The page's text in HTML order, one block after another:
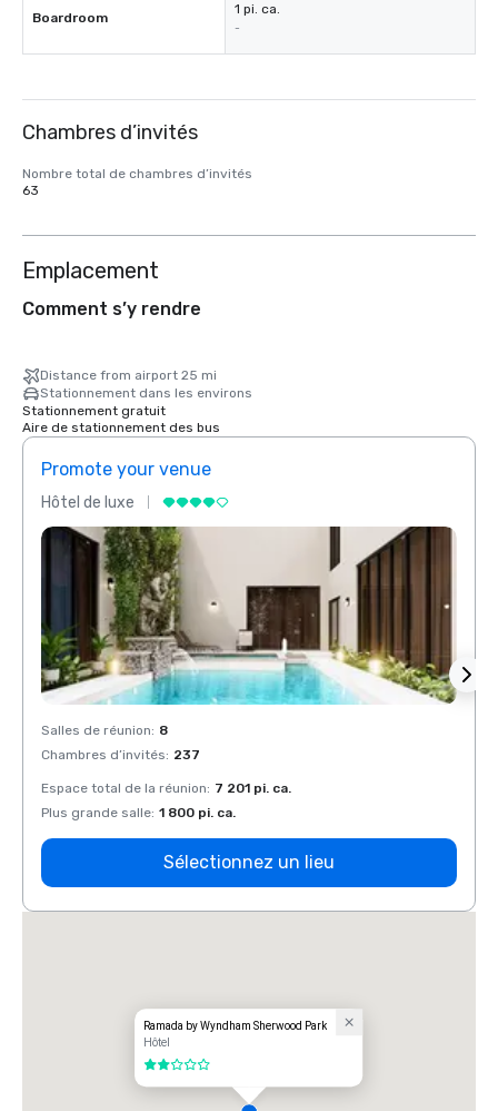
Boardroom
1 pi. ca.
-
Chambres d’invités
Nombre total de chambres d’invités
63
Emplacement
Comment s’y rendre
Distance from airport 25 mi
Stationnement dans les environs
Stationnement gratuit
Aire de stationnement des bus
Promote your venue
Hôtel de luxe
Salles de réunion: 8
Chambres d’invités: 237
Espace total de la réunion: 7 201 pi. ca.
Plus grande salle: 1 800 pi. ca.
Sélectionnez un lieu
Ramada by Wyndham Sherwood Park
Hôtel
2 sur 5